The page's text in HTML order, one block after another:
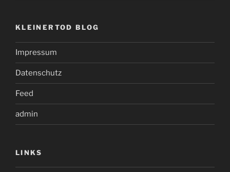
KLEINERTOD BLOG
Impressum
Datenschutz
Feed
admin
LINKS